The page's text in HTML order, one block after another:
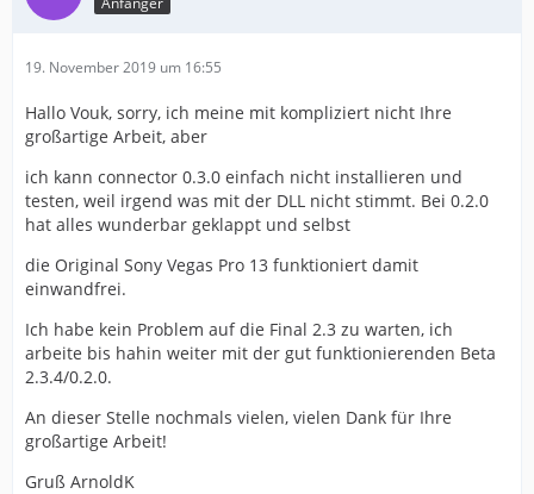
19. November 2019 um 16:55
Hallo Vouk, sorry, ich meine mit kompliziert nicht Ihre
großartige Arbeit, aber
ich kann connector 0.3.0 einfach nicht installieren und
testen, weil irgend was mit der DLL nicht stimmt. Bei 0.2.0
hat alles wunderbar geklappt und selbst
die Original Sony Vegas Pro 13 funktioniert damit
einwandfrei.
Ich habe kein Problem auf die Final 2.3 zu warten, ich
arbeite bis hahin weiter mit der gut funktionierenden Beta
2.3.4/0.2.0.
An dieser Stelle nochmals vielen, vielen Dank für Ihre
großartige Arbeit!
Gruß ArnoldK